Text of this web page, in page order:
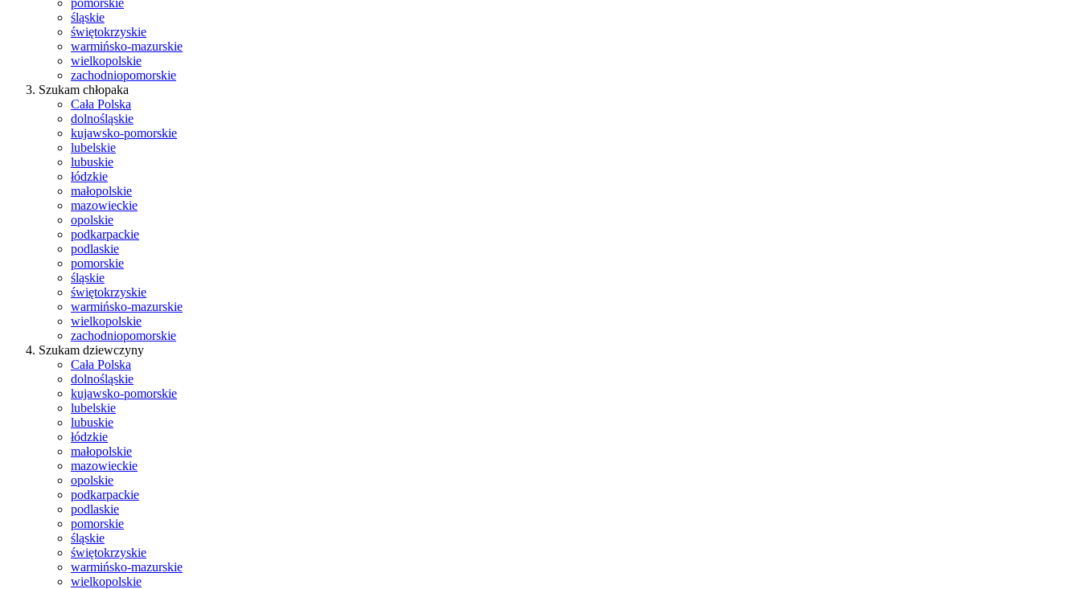
pomorskie
śląskie
świętokrzyskie
warmińsko-mazurskie
wielkopolskie
zachodniopomorskie
Szukam chłopaka
Cała Polska
dolnośląskie
kujawsko-pomorskie
lubelskie
lubuskie
łódzkie
małopolskie
mazowieckie
opolskie
podkarpackie
podlaskie
pomorskie
śląskie
świętokrzyskie
warmińsko-mazurskie
wielkopolskie
zachodniopomorskie
Szukam dziewczyny
Cała Polska
dolnośląskie
kujawsko-pomorskie
lubelskie
lubuskie
łódzkie
małopolskie
mazowieckie
opolskie
podkarpackie
podlaskie
pomorskie
śląskie
świętokrzyskie
warmińsko-mazurskie
wielkopolskie